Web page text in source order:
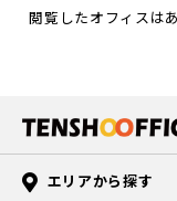
閲覧したオフィスは
エリアから探す